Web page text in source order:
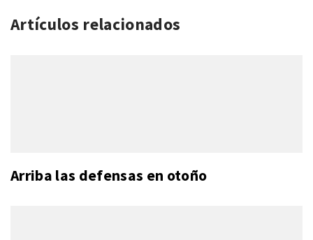
Artículos relacionados
Arriba las defensas en otoño